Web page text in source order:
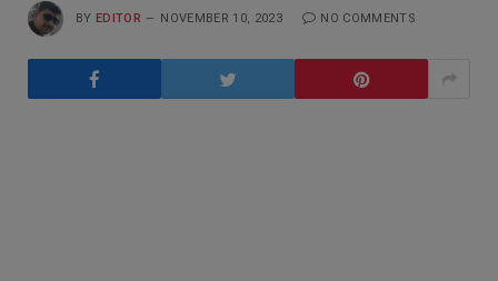
BY EDITOR NOVEMBER 10, 2023 NO COMMENTS